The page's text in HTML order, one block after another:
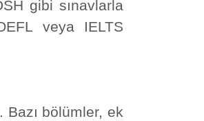
gibi sınavlarla
veya IELTS
bölümler, ek